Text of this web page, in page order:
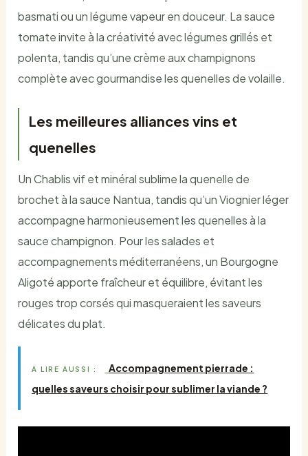
basmati ou un légume vapeur en douceur. La sauce
tomate invite à la créativité avec légumes grillés et
polenta, tandis qu’une crème aux champignons
complète avec gourmandise les quenelles de volaille.
Les meilleures alliances vins et
quenelles
Un Chablis vif et minéral sublime la quenelle de
brochet à la sauce Nantua, tandis qu’un Viognier léger
accompagne harmonieusement les quenelles à la
sauce champignon. Pour les salades et
accompagnements méditerranéens, un Bourgogne
Aligoté apporte fraîcheur et équilibre, évitant les
rouges trop corsés qui masqueraient les saveurs
délicates du plat.
A LIRE AUSSI :
Accompagnement pierrade :
quelles saveurs choisir pour sublimer la viande ?